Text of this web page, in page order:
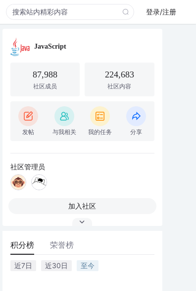
登录/注册
JavaScript
87,988
社区成员
224,683
社区内容
发帖 与我相关 我的任务 分享
社区管理员
加入社区
积分榜 荣誉榜
近7日 近30日 至今